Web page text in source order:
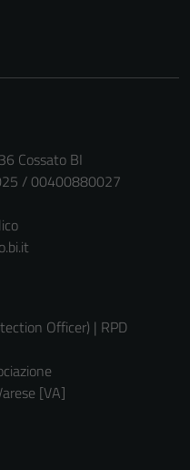
Cossato BI
/ 00400880027
Officer) | RPD
[VA]
essere
informazioni
personali.